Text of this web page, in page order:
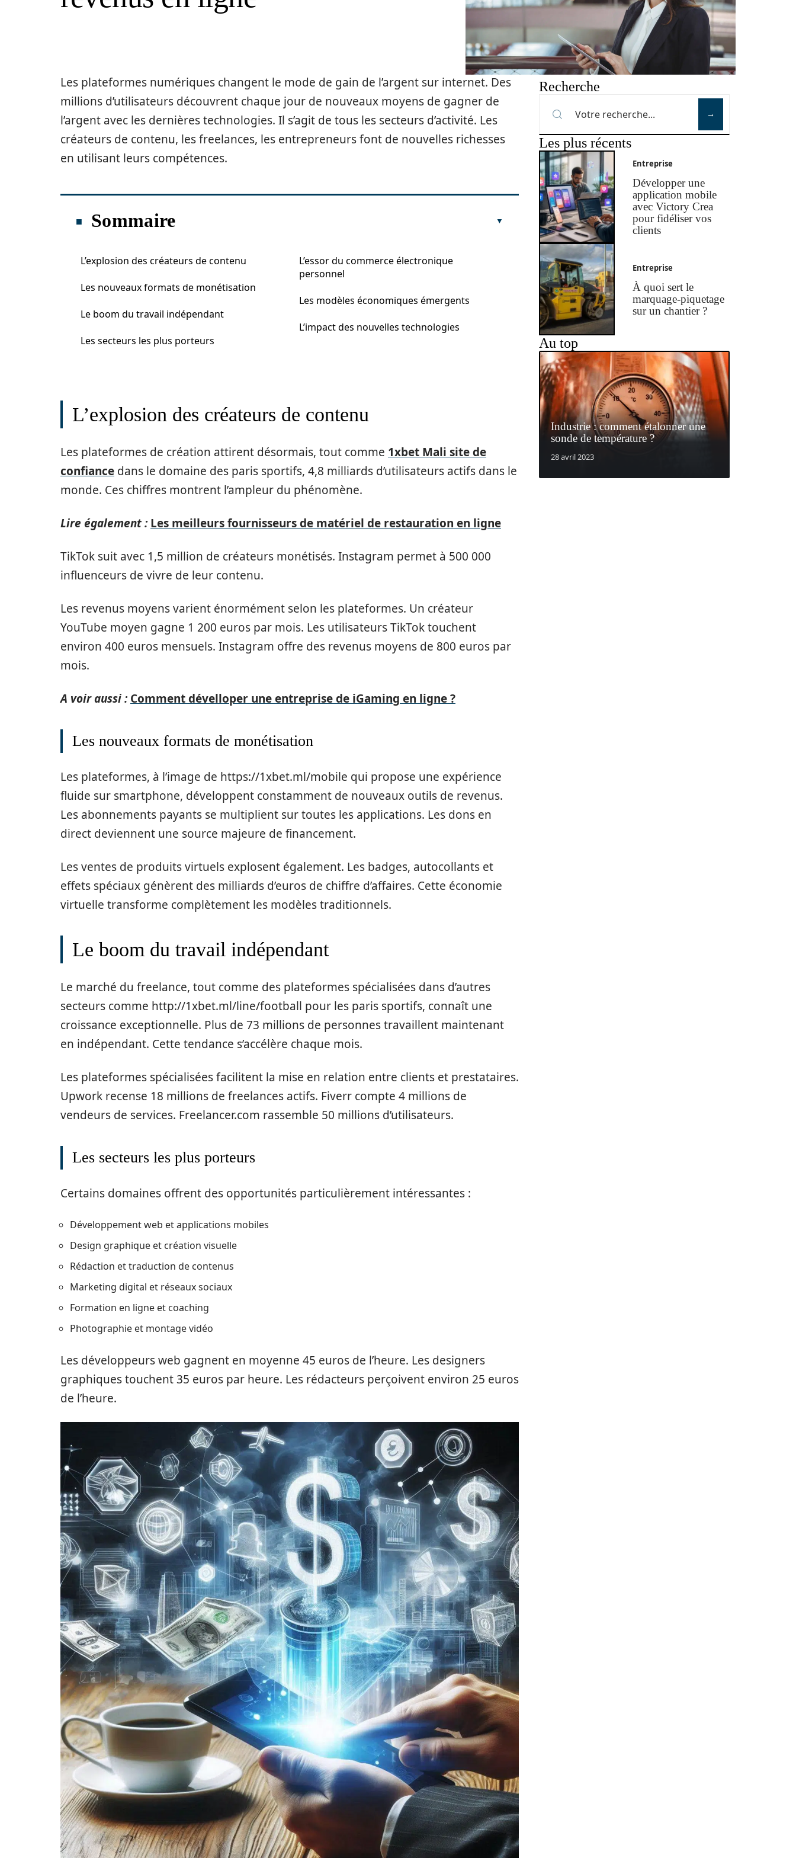
Les plateformes numériques changent le mode de gain de l’argent sur internet. Des
millions d’utilisateurs découvrent chaque jour de nouveaux moyens de gagner de
l’argent avec les dernières technologies. Il s’agit de tous les secteurs d’activité. Les
créateurs de contenu, les freelances, les entrepreneurs font de nouvelles richesses
en utilisant leurs compétences.
Sommaire
L’explosion des créateurs de contenu
Les nouveaux formats de monétisation
Le boom du travail indépendant
Les secteurs les plus porteurs
L’essor du commerce électronique
personnel
Les modèles économiques émergents
L’impact des nouvelles technologies
L’explosion des créateurs de contenu
Les plateformes de création attirent désormais, tout comme 1xbet Mali site de
confiance dans le domaine des paris sportifs, 4,8 milliards d’utilisateurs actifs dans le
monde. Ces chiffres montrent l’ampleur du phénomène.
Lire également : Les meilleurs fournisseurs de matériel de restauration en ligne
TikTok suit avec 1,5 million de créateurs monétisés. Instagram permet à 500 000
influenceurs de vivre de leur contenu.
Les revenus moyens varient énormément selon les plateformes. Un créateur
YouTube moyen gagne 1 200 euros par mois. Les utilisateurs TikTok touchent
environ 400 euros mensuels. Instagram offre des revenus moyens de 800 euros par
mois.
A voir aussi : Comment dévelloper une entreprise de iGaming en ligne ?
Les nouveaux formats de monétisation
Les plateformes, à l’image de https://1xbet.ml/mobile qui propose une expérience
fluide sur smartphone, développent constamment de nouveaux outils de revenus.
Les abonnements payants se multiplient sur toutes les applications. Les dons en
direct deviennent une source majeure de financement.
Les ventes de produits virtuels explosent également. Les badges, autocollants et
effets spéciaux génèrent des milliards d’euros de chiffre d’affaires. Cette économie
virtuelle transforme complètement les modèles traditionnels.
Le boom du travail indépendant
Le marché du freelance, tout comme des plateformes spécialisées dans d’autres
secteurs comme http://1xbet.ml/line/football pour les paris sportifs, connaît une
croissance exceptionnelle. Plus de 73 millions de personnes travaillent maintenant
en indépendant. Cette tendance s’accélère chaque mois.
Les plateformes spécialisées facilitent la mise en relation entre clients et prestataires.
Upwork recense 18 millions de freelances actifs. Fiverr compte 4 millions de
vendeurs de services. Freelancer.com rassemble 50 millions d’utilisateurs.
Les secteurs les plus porteurs
Certains domaines offrent des opportunités particulièrement intéressantes :
Développement web et applications mobiles
Design graphique et création visuelle
Rédaction et traduction de contenus
Marketing digital et réseaux sociaux
Formation en ligne et coaching
Photographie et montage vidéo
Les développeurs web gagnent en moyenne 45 euros de l’heure. Les designers
graphiques touchent 35 euros par heure. Les rédacteurs perçoivent environ 25 euros
de l’heure.
Recherche
Les plus récents
Entreprise
Développer une
application mobile
avec Victory Crea
pour fidéliser vos
clients
Entreprise
À quoi sert le
marquage-piquetage
sur un chantier ?
Au top
Industrie : comment étalonner une
sonde de température ?
28 avril 2023